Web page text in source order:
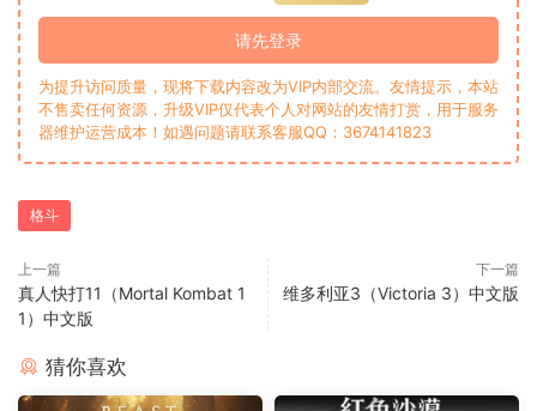
请先登录
为提升访问质量，现将下载内容改为VIP内部交流。友情提示，本站
不售卖任何资源，升级VIP仅代表个人对网站的友情打赏，用于服务
器维护运营成本！如遇问题请联系客服QQ：3674141823
格斗
上一篇
真人快打11（Mortal Kombat 1
1）中文版
下一篇
维多利亚3（Victoria 3）中文版
猜你喜欢